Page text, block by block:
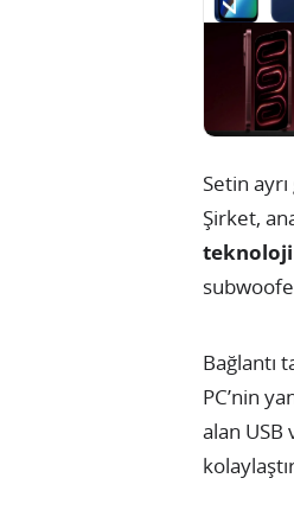
Setin
Şirket,
teknoloji
Bağlantı
PC’nin
alan USB